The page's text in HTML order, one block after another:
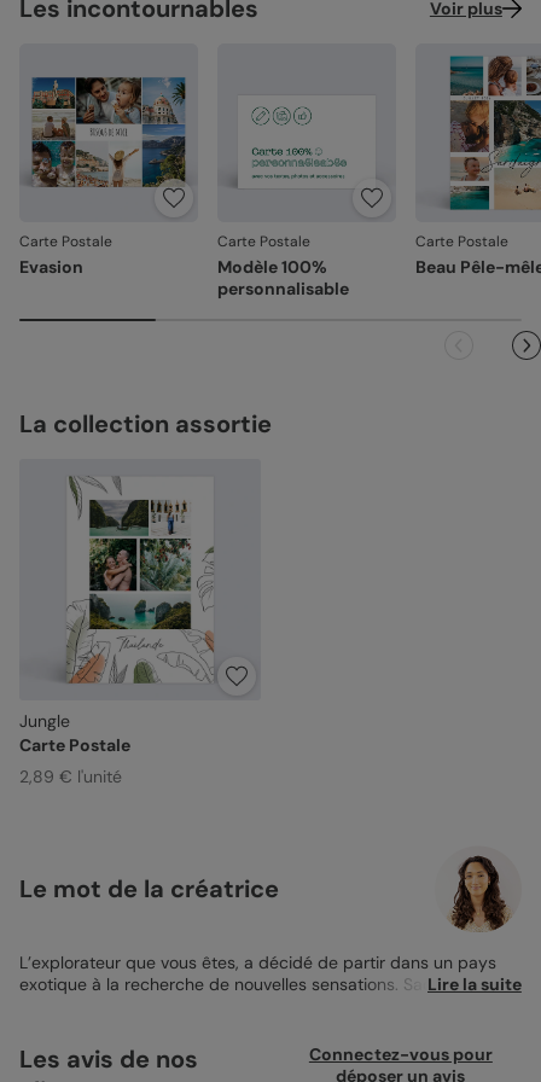
Les incontournables Voir plus
Carte Postale
Evasion
Carte Postale
Modèle 100%
personnalisable
Carte Postale
Beau Pêle-
La collection assortie
Jungle
Carte Postale
2,89 € l'unité
Le mot de la créatrice
L’explorateur que vous êtes, a décidé de partir dans un pays
exotique à la recherche de nouvelles sensations. Sac à dos,
découvrez une eau bleue comme vous n’en n’aviez jamais vu et
vous mangez des aliments dont vous ne connaissiez même pas
Lire la suite
Les avis de nos
Connectez-vous pour
déposer un avis